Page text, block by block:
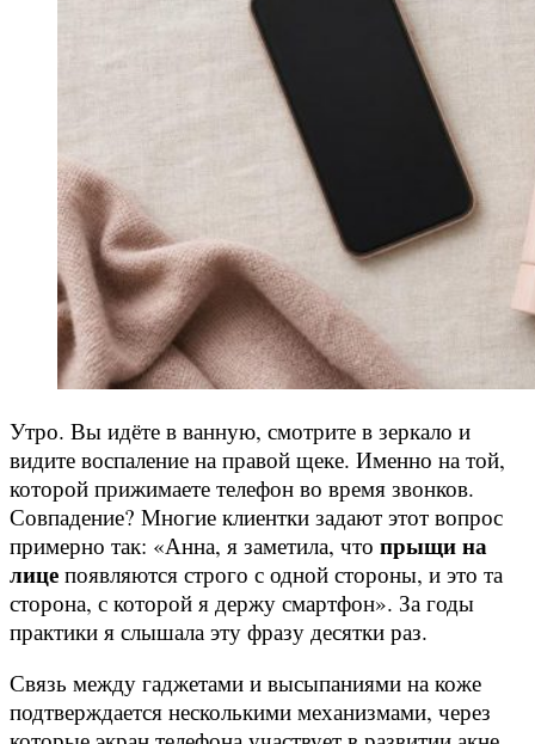
Утро. Вы идёте в ванную, смотрите в зеркало и
видите воспаление на правой щеке. Именно на той,
которой прижимаете телефон во время звонков.
Совпадение? Многие клиентки задают этот вопрос
примерно так: «Анна, я заметила, что прыщи на
лице появляются строго с одной стороны, и это та
сторона, с которой я держу смартфон». За годы
практики я слышала эту фразу десятки раз.
Связь между гаджетами и высыпаниями на коже
подтверждается несколькими механизмами, через